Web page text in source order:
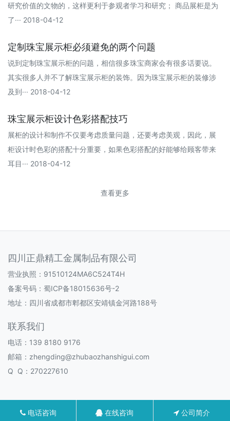
研究价值的文物的，这样更利于参观者学习和研究； 商品展柜是为
了··· 2018-04-12
定制珠宝展示柜必须避免的两个问题
说到定制珠宝展示柜的问题，相信很多珠宝商家会有很多话要说。
其实很多人并不了解珠宝展示柜的装饰。因为珠宝展示柜的装修涉
及到··· 2018-04-12
珠宝展示柜设计色彩搭配技巧
展柜的设计和制作不仅要考虑质量问题，还要考虑美观，因此，展
柜设计时色彩的搭配十分重要，如果色彩搭配的好能够给顾客带来
耳目··· 2018-04-12
查看更多
四川正鼎精工金属制品有限公司
营业执照：91510124MA6C524T4H
备案号码： 蜀ICP备18015636号-2
地址：四川省成都市郫都区安靖镇金河路188号
联系我们
电话：139 8180 9176
邮箱：zhengding@zhubaozhanshigui.com
Q Q：270227610
电话咨询 在线咨询 公司简介